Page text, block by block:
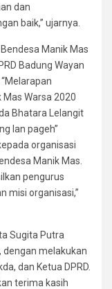
dan
baik,” ujarnya.
Manik Mas
Badung Wayan
Mas Warsa 2020
Bhatara Lelangit
lan pageh”
organisasi
Manik Mas.
pengurus
misi organisasi,”
Sugita Putra
dengan melakukan
dan Ketua DPRD.
terima kasih